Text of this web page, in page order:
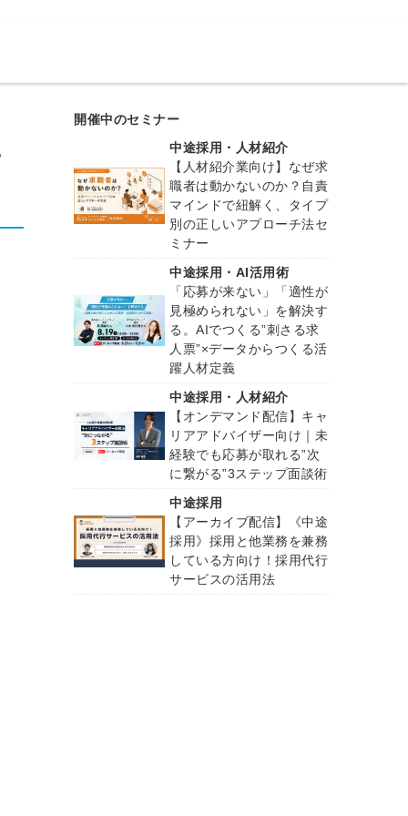
開催中のセミナー
中途採用・人材紹介
【人材紹介業向け】なぜ求
職者は動かないのか？自責
マインドで紐解く、タイプ
別の正しいアプローチ法セ
ミナー
中途採用・AI活用術
「応募が来ない」「適性が
見極められない」を解決す
る。AIでつくる”刺さる求
人票”×データからつくる活
躍人材定義
中途採用・人材紹介
【オンデマンド配信】キャ
リアアドバイザー向け｜未
経験でも応募が取れる”次
に繋がる”3ステップ面談術
中途採用
【アーカイブ配信】《中途
採用》採用と他業務を兼務
している方向け！採用代行
サービスの活用法